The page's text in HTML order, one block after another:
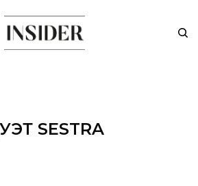
SESTRA